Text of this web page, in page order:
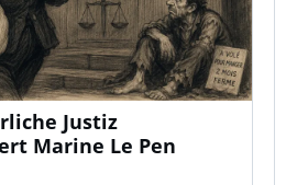
Justiz
Marine Le Pen